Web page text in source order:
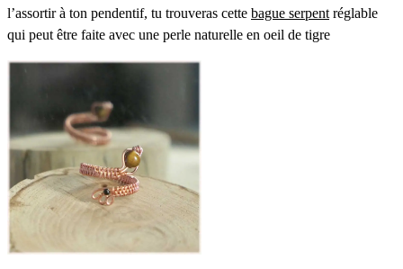
l’assortir à ton pendentif, tu trouveras cette bague serpent réglable
qui peut être faite avec une perle naturelle en oeil de tigre